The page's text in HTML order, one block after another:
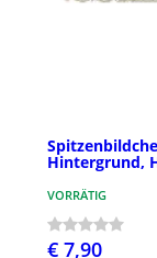
Hintergrund,
VORRÄTIG
€ 7,90